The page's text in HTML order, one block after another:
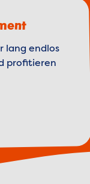
lang endlos
profitieren